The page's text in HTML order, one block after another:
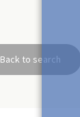
Back to search